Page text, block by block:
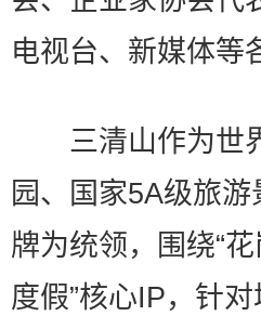
电视台、新媒体等
三清山作为世界
园、国家5A级旅游
牌为统领，围绕“
度假”核心IP，针